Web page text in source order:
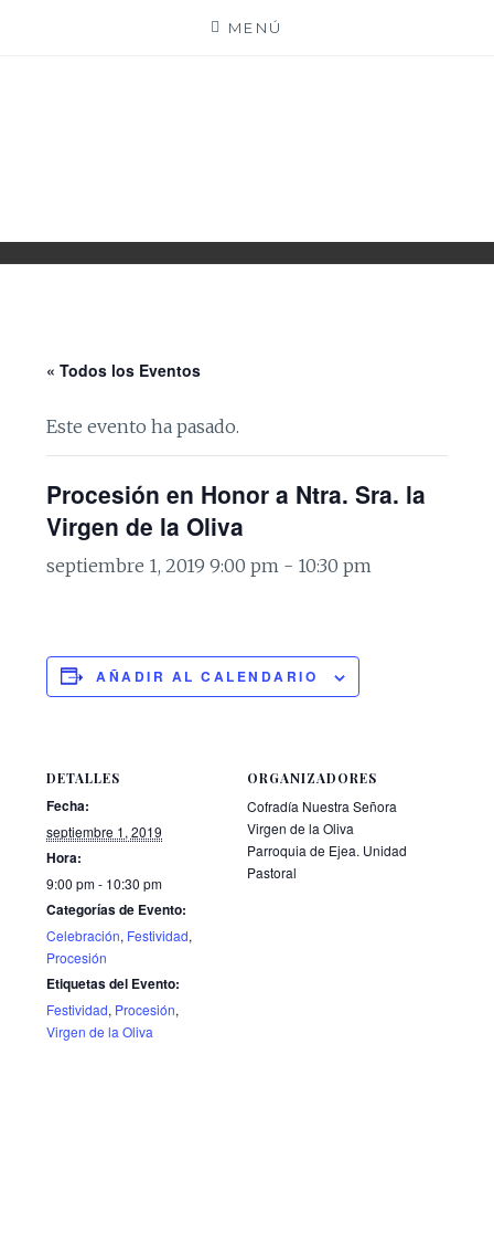
MENÚ
« Todos los Eventos
Este evento ha pasado.
Procesión en Honor a Ntra. Sra. la
Virgen de la Oliva
septiembre 1, 2019 9:00 pm - 10:30 pm
AÑADIR AL CALENDARIO
DETALLES
Fecha:
septiembre 1, 2019
Hora:
9:00 pm - 10:30 pm
Categorías de Evento:
Celebración, Festividad,
Procesión
Etiquetas del Evento:
Festividad, Procesión,
Virgen de la Oliva
ORGANIZADORES
Cofradía Nuestra Señora
Virgen de la Oliva
Parroquia de Ejea. Unidad
Pastoral